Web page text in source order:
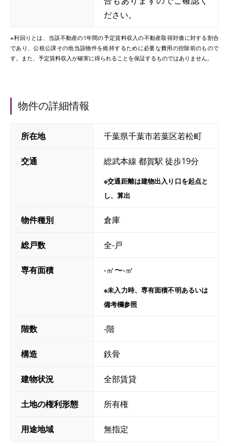
ださい。
※利回りとは、当該不動産の1年間の予定賃料収入の不動産取得対価に対する割合
であり、公租公課その他当該物件を維持するために必要な費用の控除前のもので
す。また、予定賃料収入が確実に得られることを保証するものではありません。
物件の詳細情報
所在地 千葉県千葉市若葉区若松町
交通 総武本線 都賀駅 徒歩19分
※交通距離は建物出入り口を起点と
し、算出
物件種別 倉庫
総戸数 全-戸
専有面積 -㎡〜-㎡
※未入力時、専有面積不明あるいは
備考欄参照
階数 -階
構造 鉄骨
建物状況 全部賃貸
土地の権利形態 所有権
用途地域 無指定